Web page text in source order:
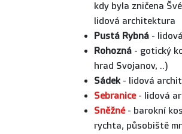
kdy byla zničena
lidová architektura
Pustá Rybná -
Rohozná - gotický
hrad Svojanov, ..)
Sádek - lidová
Sebranice - lidová
Sněžné - barokní
rychta, působiště